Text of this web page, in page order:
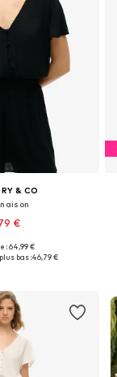
& CO
€
S, M, L, XL
: 64,99 €
bas :46,79 €